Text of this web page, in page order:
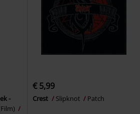
-
€ 5,99
Crest Slipknot Patch